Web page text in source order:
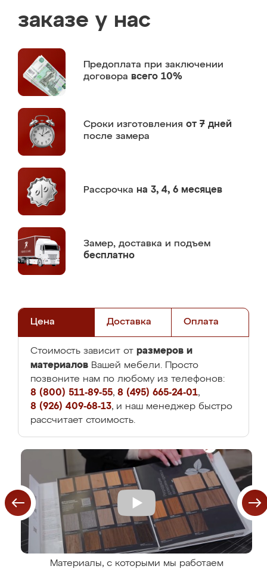
заказе у нас
Предоплата при заключении
договора всего 10%
Сроки изготовления от 7 дней
после замера
Рассрочка на 3, 4, 6 месяцев
Замер, доставка и подъем
бесплатно
Цена Доставка Оплата
Стоимость зависит от размеров и
материалов Вашей мебели. Просто
позвоните нам по любому из телефонов:
8 (800) 511-89-55, 8 (495) 665-24-01,
8 (926) 409-68-13, и наш менеджер быстро
рассчитает стоимость.
Материалы, с которыми мы работаем